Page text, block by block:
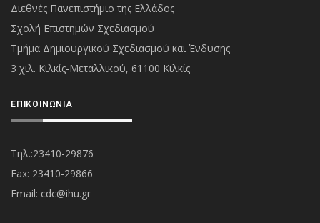
Διεθνές Πανεπιστήμιο της Ελλάδος
Σχολή Επιστημών Σχεδιασμού
Τμήμα Δημιουργικού Σχεδιασμού και Ένδυσης
3 χιλ. Κιλκίς-Μεταλλικού, 61100 Κιλκίς
ΕΠΙΚΟΙΝΩΝΊΑ
Τηλ.:23410-29876
Fax: 23410-29866
Εmail: cdc@ihu.gr